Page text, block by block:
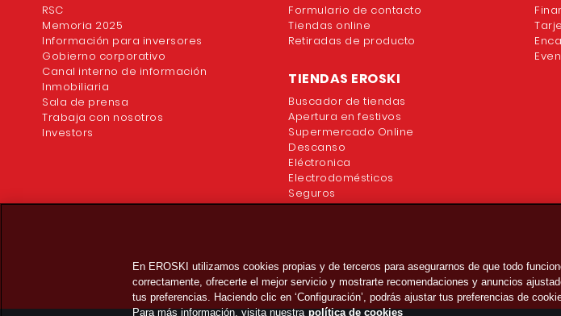
RSC
Memoria 2025
Información para inversores
Gobierno corporativo
Canal interno de información
Inmobiliaria
Sala de prensa
Trabaja con nosotros
Investors
Formulario de contacto
Tiendas online
Retiradas de producto
TIENDAS EROSKI
Buscador de tiendas
Apertura en festivos
Supermercado Online
Descanso
Eléctronica
Electrodomésticos
Seguros
En EROSKI utilizamos cookies propias y de terceros para asegurarnos de que todo
correctamente, ofrecerte el mejor servicio y mostrarte recomendaciones y anuncios
tus preferencias. Haciendo clic en ‘Configuración’, podrás ajustar tus preferencias de
Para más información, visita nuestra política de cookies